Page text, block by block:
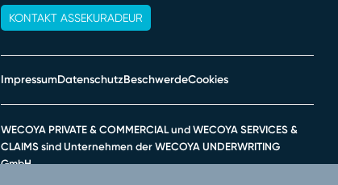
KONTAKT ASSEKURADEUR
ImpressumDatenschutzBeschwerdeCookies
WECOYA PRIVATE & COMMERCIAL und WECOYA SERVICES &
CLAIMS sind Unternehmen der WECOYA UNDERWRITING
GmbH.